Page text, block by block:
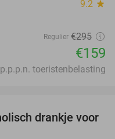
9.2 star
Regulier €295
€159
toeristenbelasting
52%
drankje voor